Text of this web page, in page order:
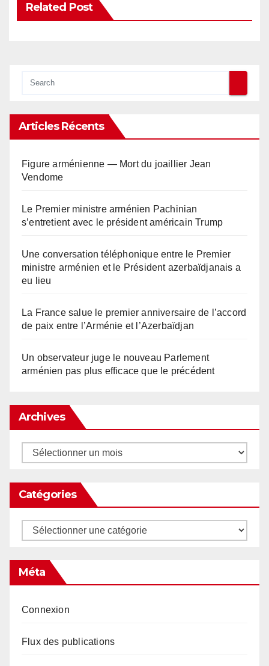
Related Post
Articles Récents
Figure arménienne — Mort du joaillier Jean
Vendome
Le Premier ministre arménien Pachinian
s’entretient avec le président américain Trump
Une conversation téléphonique entre le Premier
ministre arménien et le Président azerbaïdjanais a
eu lieu
La France salue le premier anniversaire de l’accord
de paix entre l’Arménie et l’Azerbaïdjan
Un observateur juge le nouveau Parlement
arménien pas plus efficace que le précédent
Archives
Archives
Catégories
Catégories
Méta
Connexion
Flux des publications